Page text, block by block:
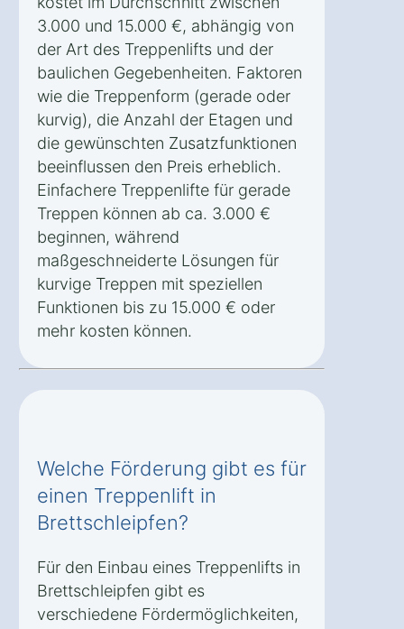
3.000 und 15.000 €, abhängig von
der Art des Treppenlifts und der
baulichen Gegebenheiten. Faktoren
wie die Treppenform (gerade oder
kurvig), die Anzahl der Etagen und
die gewünschten Zusatzfunktionen
beeinflussen den Preis erheblich.
Einfachere Treppenlifte für gerade
Treppen können ab ca. 3.000 €
beginnen, während
maßgeschneiderte Lösungen für
kurvige Treppen mit speziellen
Funktionen bis zu 15.000 € oder
mehr kosten können.
Welche Förderung gibt es für
einen Treppenlift in
Brettschleipfen?
Für den Einbau eines Treppenlifts in
Brettschleipfen gibt es
verschiedene Fördermöglichkeiten,